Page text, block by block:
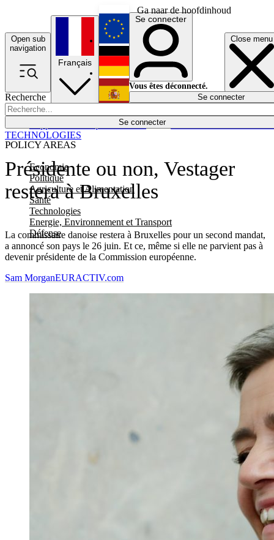
Ga naar de hoofdinhoud
Open sub
navigation
Close menu
Recherche
Se connecter
POLICY AREAS
Economie
Politique
Agriculture et Alimentation
Santé
Technologies
Energie, Environnement et Transport
Défense
Économie
Français
English
Deutsch
Español
Se connecter
Vous êtes déconnecté.
Se connecter
Présidente ou non, Vestager
restera à Bruxelles
La commissaire danoise restera à Bruxelles pour un second mandat,
a annoncé son pays le 26 juin. Et ce, même si elle ne parvient pas à
devenir présidente de la Commission européenne.
TECHNOLOGIES
Sam MorganEURACTIV.com